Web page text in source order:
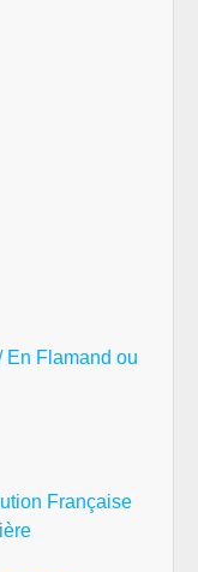
Flamand ou
Française